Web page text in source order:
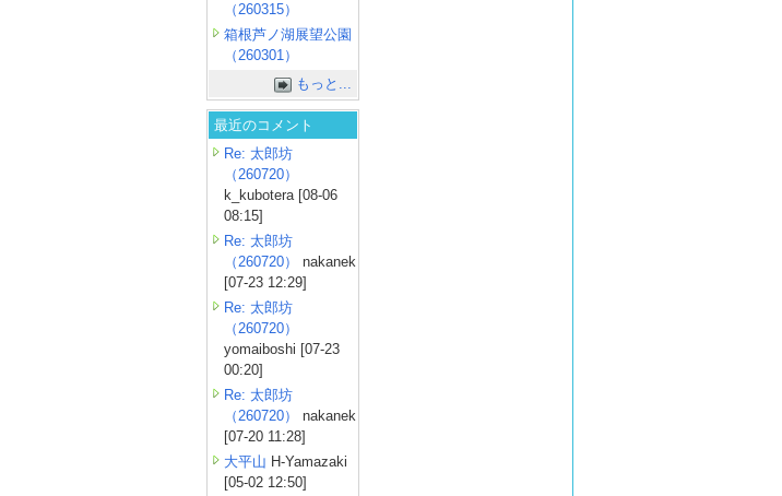
（260315）
箱根芦ノ湖展望公園
（260301）
もっと...
最近のコメント
Re: 太郎坊
（260720）
k_kubotera [08-06
08:15]
Re: 太郎坊
（260720）
nakanek
[07-23 12:29]
Re: 太郎坊
（260720）
yomaiboshi [07-23
00:20]
Re: 太郎坊
（260720）
nakanek
[07-20 11:28]
大平山 H-Yamazaki
[05-02 12:50]